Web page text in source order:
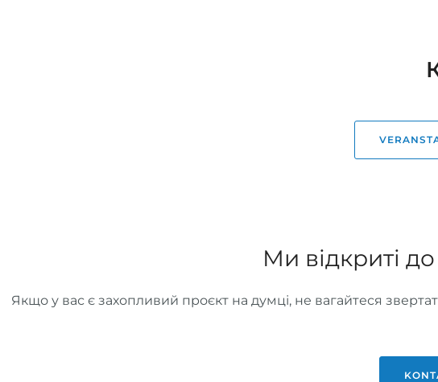
Ми відкриті
Якщо у вас є захопливий проєкт на думці, не вагайтеся